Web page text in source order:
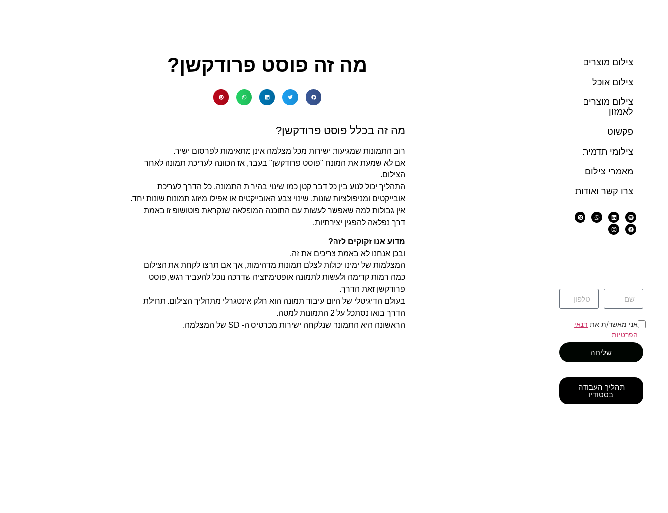
צילום מוצרים
צילום אוכל
צילום מוצרים
לאמזון
פקשוט
צילומי תדמית
מאמרי צילום
צרו קשר ואודות
אני מאשר/ת את תנאי
הפרטיות
שליחה
תהליך העבודה
בסטודיו
מה זה פוסט פרודקשן?
מה זה בכלל פוסט פרודקשן?
רוב התמונות שמגיעות ישירות מכל מצלמה אינן מתאימות לפרסום ישיר.
אם לא שמעת את המונח "פוסט פרודקשן" בעבר, אז הכוונה לעריכת תמונה לאחר
הצילום.
התהליך יכול לנוע בין כל דבר קטן כמו שינוי בהירות התמונה, כל הדרך לעריכת
אובייקטים ומניפולציות שונות, שינוי צבע האובייקטים או אפילו מיזוג תמונות שונות יחד.
אין גבולות למה שאפשר לעשות עם התוכנה המופלאה שנקראת פוטושופ זו באמת
דרך נפלאה להפגין יצירתיות.
מדוע אנו זקוקים לזה?
ובכן אנחנו לא באמת צריכים את זה.
המצלמות של ימינו יכולות לצלם תמונות מדהימות, אך אם תרצו לקחת את הצילום
כמה רמות קדימה ולעשות לתמונה אופטימיזציה שדרכה נוכל להעביר רגש, פוסט
פרודקשן זאת הדרך.
בעולם הדיגיטלי של היום עיבוד תמונה הוא חלק אינטגרלי מתהליך הצילום. תחילת
הדרך בואו נסתכל על 2 התמונות למטה.
הראשונה היא התמונה שנלקחה ישירות מכרטיס ה- SD של המצלמה.